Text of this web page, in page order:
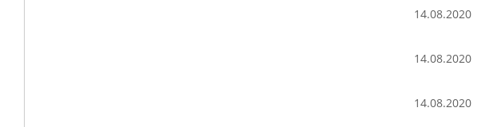
14.08.2020
14.08.2020
14.08.2020